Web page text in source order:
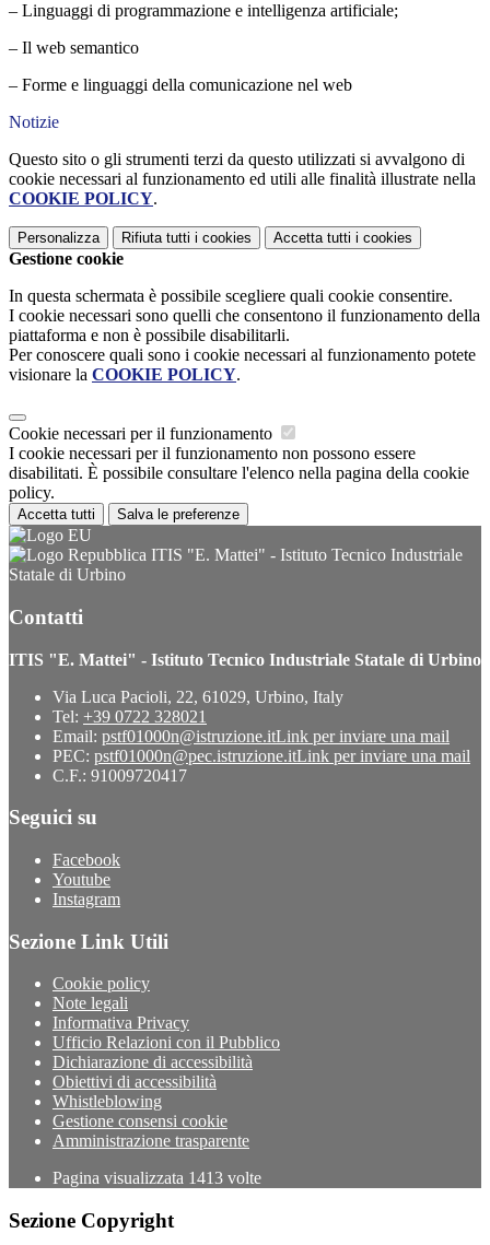
– Linguaggi di programmazione e intelligenza artificiale;
– Il web semantico
– Forme e linguaggi della comunicazione nel web
Notizie
Questo sito o gli strumenti terzi da questo utilizzati si avvalgono di
cookie necessari al funzionamento ed utili alle finalità illustrate nella
COOKIE POLICY.
Personalizza Rifiuta tutti i cookies Accetta tutti i cookies
Gestione cookie
In questa schermata è possibile scegliere quali cookie consentire.
I cookie necessari sono quelli che consentono il funzionamento della
piattaforma e non è possibile disabilitarli.
Per conoscere quali sono i cookie necessari al funzionamento potete
visionare la COOKIE POLICY.
Cookie necessari per il funzionamento
I cookie necessari per il funzionamento non possono essere
disabilitati. È possibile consultare l'elenco nella pagina della cookie
policy.
Accetta tutti Salva le preferenze
ITIS "E. Mattei" - Istituto Tecnico Industriale
Statale di Urbino
Contatti
ITIS "E. Mattei" - Istituto Tecnico Industriale Statale di Urbino
Via Luca Pacioli, 22, 61029, Urbino, Italy
Tel: +39 0722 328021
Email: pstf01000n@istruzione.itLink per inviare una mail
PEC: pstf01000n@pec.istruzione.itLink per inviare una mail
C.F.: 91009720417
Seguici su
Facebook
Youtube
Instagram
Sezione Link Utili
Cookie policy
Note legali
Informativa Privacy
Ufficio Relazioni con il Pubblico
Dichiarazione di accessibilità
Obiettivi di accessibilità
Whistleblowing
Gestione consensi cookie
Amministrazione trasparente
Pagina visualizzata 1413 volte
Sezione Copyright